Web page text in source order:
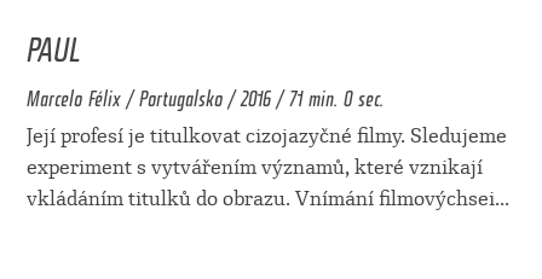
PAUL
Marcelo Félix / Portugalsko / 2016 / 71 min. 0 sec.
Její profesí je titulkovat cizojazyčné filmy. Sledujeme
experiment s vytvářením významů, které vznikají
vkládáním titulků do obrazu. Vnímání filmovýchsei...